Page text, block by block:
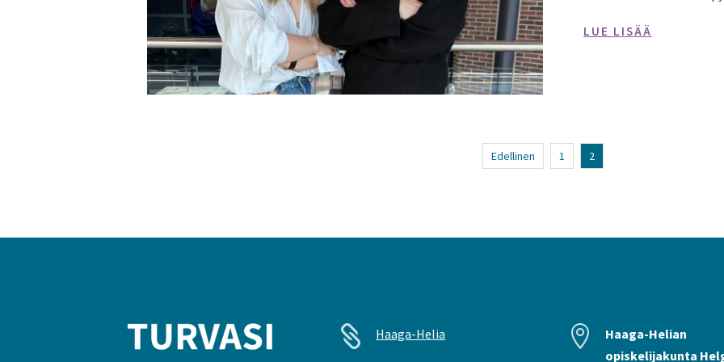
LUE LISÄÄ
Edellinen 1 2
 Haaga-Helia 
Haaga-Helian
opiskelijakunta